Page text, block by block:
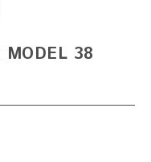
MODEL 38